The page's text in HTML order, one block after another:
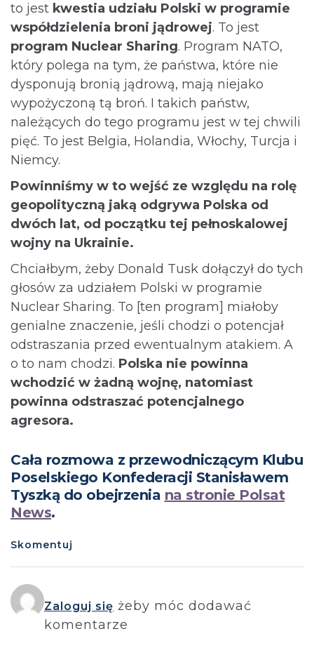
to jest kwestia udziału Polski w programie
współdzielenia broni jądrowej. To jest
program Nuclear Sharing. Program NATO,
który polega na tym, że państwa, które nie
dysponują bronią jądrową, mają niejako
wypożyczoną tą broń. I takich państw,
należących do tego programu jest w tej chwili
pięć. To jest Belgia, Holandia, Włochy, Turcja i
Niemcy.
Powinniśmy w to wejść ze względu na rolę
geopolityczną jaką odgrywa Polska od
dwóch lat, od początku tej pełnoskalowej
wojny na Ukrainie.
Chciałbym, żeby Donald Tusk dołączył do tych
głosów za udziałem Polski w programie
Nuclear Sharing. To [ten program] miałoby
genialne znaczenie, jeśli chodzi o potencjał
odstraszania przed ewentualnym atakiem. A
o to nam chodzi. Polska nie powinna
wchodzić w żadną wojnę, natomiast
powinna odstraszać potencjalnego
agresora.
Cała rozmowa z przewodniczącym Klubu
Poselskiego Konfederacji Stanisławem
Tyszką do obejrzenia na stronie Polsat
News.
Skomentuj
Zaloguj się żeby móc dodawać
komentarze